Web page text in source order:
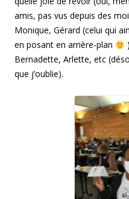
amis, pas vus depuis des
Monique, Gérard (celui qui
en posant en arrière-plan
Bernadette, Arlette, etc
que j’oublie).